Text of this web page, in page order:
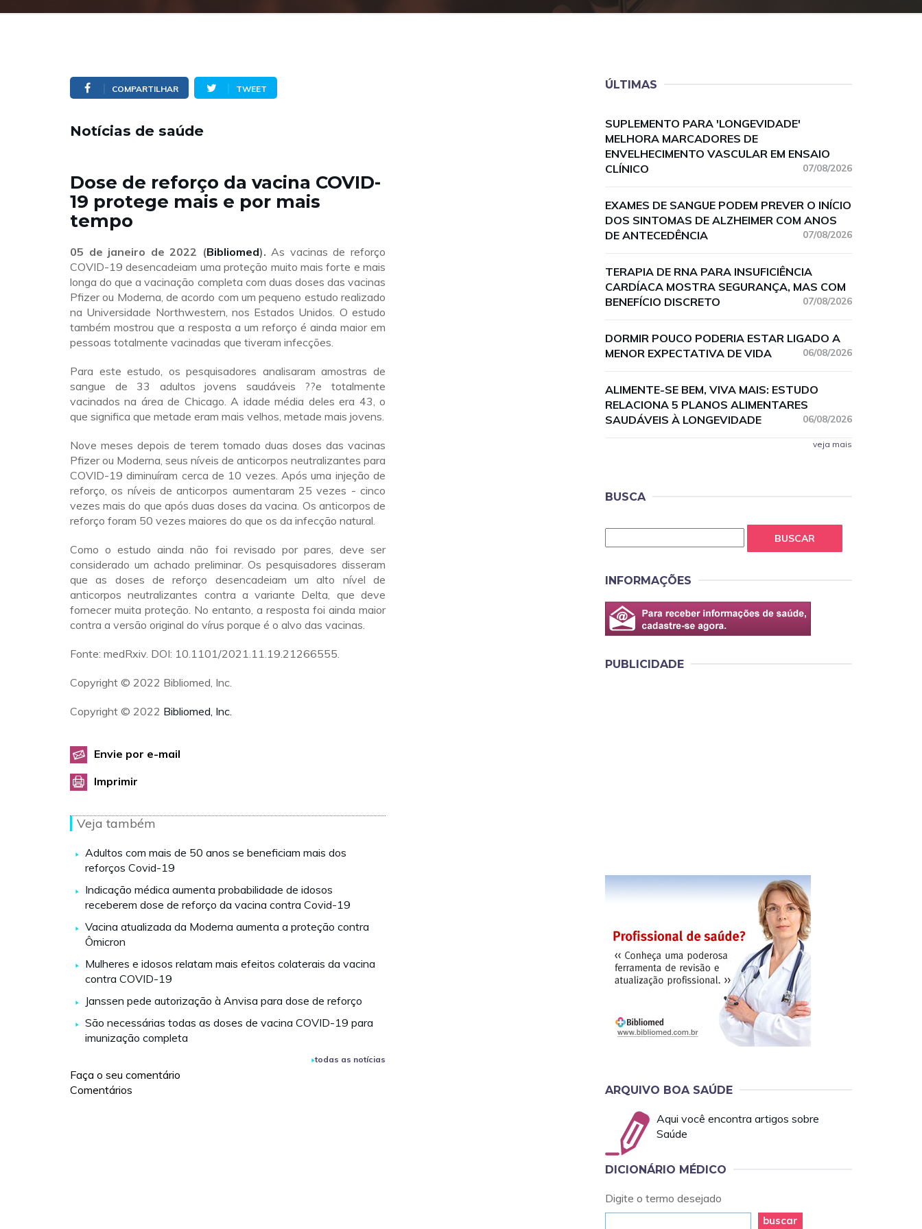
COMPARTILHAR TWEET
Notícias de saúde
Dose de reforço da vacina COVID-
19 protege mais e por mais
tempo
05 de janeiro de 2022 (Bibliomed). As vacinas de reforço
COVID-19 desencadeiam uma proteção muito mais forte e mais
longa do que a vacinação completa com duas doses das vacinas
Pfizer ou Moderna, de acordo com um pequeno estudo realizado
na Universidade Northwestern, nos Estados Unidos. O estudo
também mostrou que a resposta a um reforço é ainda maior em
pessoas totalmente vacinadas que tiveram infecções.
Para este estudo, os pesquisadores analisaram amostras de
sangue de 33 adultos jovens saudáveis ??e totalmente
vacinados na área de Chicago. A idade média deles era 43, o
que significa que metade eram mais velhos, metade mais jovens.
Nove meses depois de terem tomado duas doses das vacinas
Pfizer ou Moderna, seus níveis de anticorpos neutralizantes para
COVID-19 diminuíram cerca de 10 vezes. Após uma injeção de
reforço, os níveis de anticorpos aumentaram 25 vezes - cinco
vezes mais do que após duas doses da vacina. Os anticorpos de
reforço foram 50 vezes maiores do que os da infecção natural.
Como o estudo ainda não foi revisado por pares, deve ser
considerado um achado preliminar. Os pesquisadores disseram
que as doses de reforço desencadeiam um alto nível de
anticorpos neutralizantes contra a variante Delta, que deve
fornecer muita proteção. No entanto, a resposta foi ainda maior
contra a versão original do vírus porque é o alvo das vacinas.
Fonte: medRxiv. DOI: 10.1101/2021.11.19.21266555.
Copyright © 2022 Bibliomed, Inc.
Copyright © 2022 Bibliomed, Inc.
Envie por e-mail
Imprimir
Veja também
Adultos com mais de 50 anos se beneficiam mais dos
reforços Covid-19
Indicação médica aumenta probabilidade de idosos
receberem dose de reforço da vacina contra Covid-19
Vacina atualizada da Moderna aumenta a proteção contra
Ômicron
Mulheres e idosos relatam mais efeitos colaterais da vacina
contra COVID-19
Janssen pede autorização à Anvisa para dose de reforço
São necessárias todas as doses de vacina COVID-19 para
imunização completa
todas as notícias
Faça o seu comentário
Comentários
ÚLTIMAS
SUPLEMENTO PARA 'LONGEVIDADE'
MELHORA MARCADORES DE
ENVELHECIMENTO VASCULAR EM ENSAIO
CLÍNICO
07/08/2026
EXAMES DE SANGUE PODEM PREVER O INÍCIO
DOS SINTOMAS DE ALZHEIMER COM ANOS
DE ANTECEDÊNCIA
07/08/2026
TERAPIA DE RNA PARA INSUFICIÊNCIA
CARDÍACA MOSTRA SEGURANÇA, MAS COM
BENEFÍCIO DISCRETO
07/08/2026
DORMIR POUCO PODERIA ESTAR LIGADO A
MENOR EXPECTATIVA DE VIDA
06/08/2026
ALIMENTE-SE BEM, VIVA MAIS: ESTUDO
RELACIONA 5 PLANOS ALIMENTARES
SAUDÁVEIS À LONGEVIDADE
06/08/2026
veja mais
BUSCA
BUSCAR
INFORMAÇÕES
PUBLICIDADE
ARQUIVO BOA SAÚDE
Aqui você encontra artigos sobre
Saúde
DICIONÁRIO MÉDICO
Digite o termo desejado
buscar